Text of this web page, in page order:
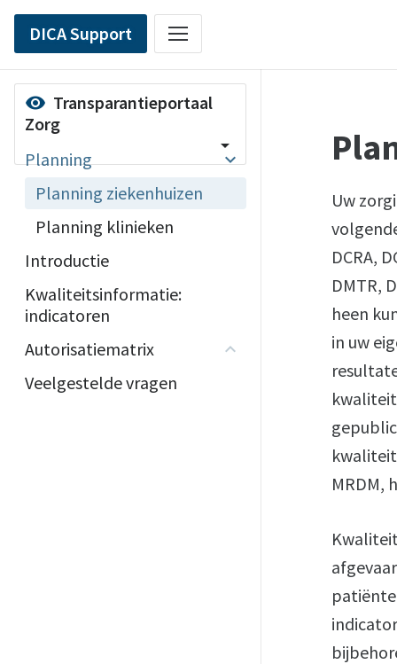
DICA Support
visibility Transparantieportaal
Zorg
arrow_drop_down
Planning
Planning ziekenhuizen
Planning klinieken
Introductie
Kwaliteitsinformatie:
indicatoren
Autorisatiematrix
Veelgestelde vragen
Uw
DCRA,
DMTR,
heen
in uw
MRDM,